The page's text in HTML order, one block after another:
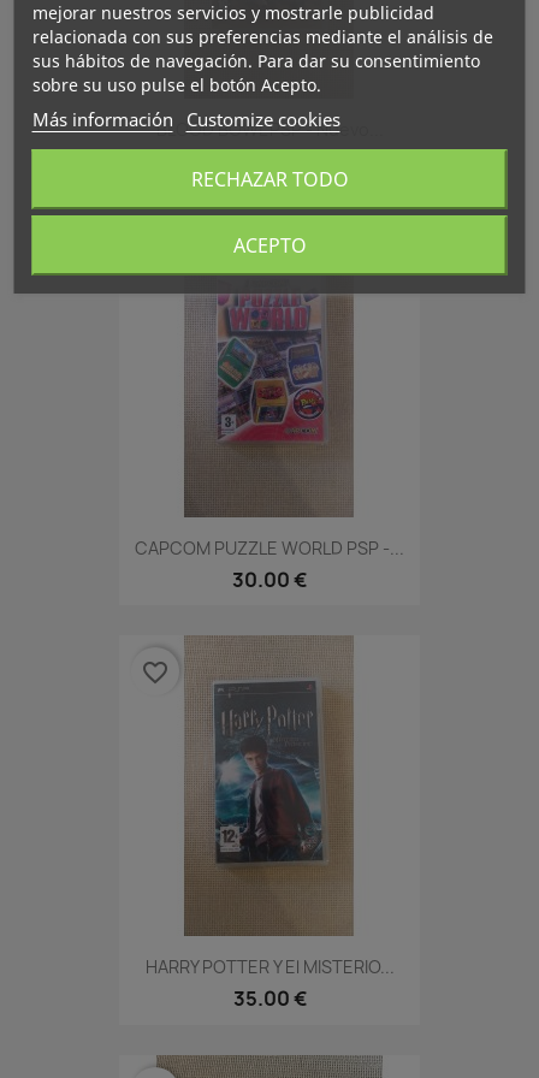
BLOOD BOWL PSP - Nuevo...
CAPCOM PUZZLE WORLD PSP -...
30.00 €
HARRY POTTER Y El MISTERIO...
35.00 €
favorite_border
mejorar nuestros servicios y mostrarle publicidad
relacionada con sus preferencias mediante el análisis de
sus hábitos de navegación. Para dar su consentimiento
sobre su uso pulse el botón Acepto.
Más información Customize cookies
RECHAZAR TODO
ACEPTO